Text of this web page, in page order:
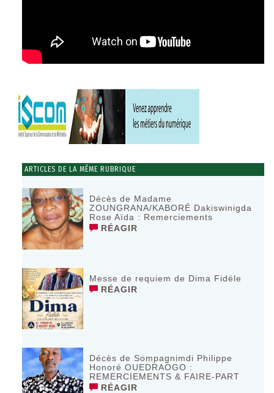
ARTICLES DE LA MÊME RUBRIQUE
Décès de Madame
ZOUNGRANA/KABORÉ Dakiswinigda
Rose Aïda : Remerciements
RÉAGIR
Messe de requiem de Dima Fidéle
RÉAGIR
Décès de Sompagnimdi Philippe
Honoré OUEDRAOGO :
REMERCIEMENTS & FAIRE-PART
RÉAGIR